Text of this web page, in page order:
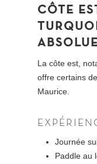
CÔTE
ABSOLUE
La côte est,
offre certains
Maurice.
Journée
Paddle au